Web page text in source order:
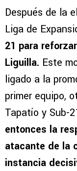
Después de la
Liga de
21 para
Liguilla. Este
ligado a la
primer equipo,
Tapatío y Sub-
entonces la
atacante de la
instancia